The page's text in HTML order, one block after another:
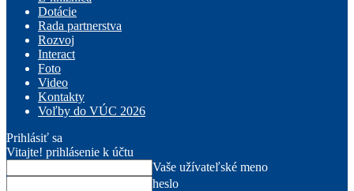
Dotácie
Rada partnerstva
Rozvoj
Interact
Foto
Video
Kontakty
Voľby do VÚC 2026
Prihlásiť sa
Vitajte! prihlásenie k účtu
Vaše užívateľské meno
heslo